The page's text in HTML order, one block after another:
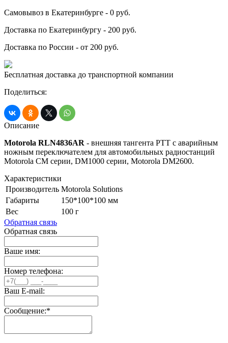
Самовывоз в Екатеринбурге - 0 руб.
Доставка по Екатеринбургу - 200 руб.
Доставка по России - от 200 руб.
Бесплатная доставка до транспортной компании
Поделиться:
Описание
Motorola RLN4836AR - внешняя тангента PTT с аварийным
ножным переключателем для автомобильных радиостанций
Motorola CM серии, DM1000 серии, Motorola DM2600.
Характеристики
Производитель Motorola Solutions
Габариты
150*100*100 мм
Вес
100 г
Обратная связь
Обратная связь
Ваше имя:
Номер телефона:
Ваш E-mail:
Сообщение:*